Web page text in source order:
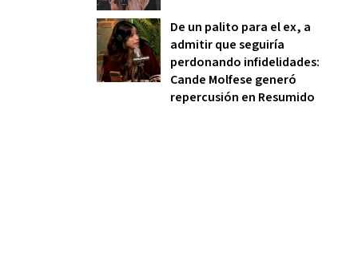
De un palito para el ex, a
admitir que seguiría
perdonando infidelidades:
Cande Molfese generó
repercusión en Resumido